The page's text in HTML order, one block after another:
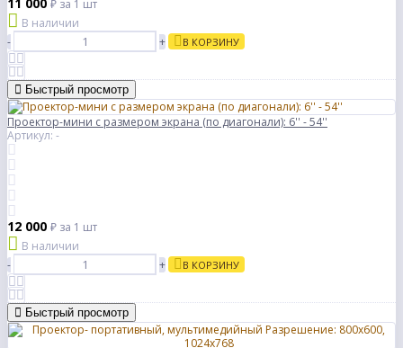
11 000 ₽ за 1 шт
В наличии
-
+ В КОРЗИНУ
Быстрый просмотр
Проектор-мини с размером экрана (по диагонали): 6'' - 54''
Артикул: -
12 000 ₽ за 1 шт
В наличии
-
+ В КОРЗИНУ
Быстрый просмотр